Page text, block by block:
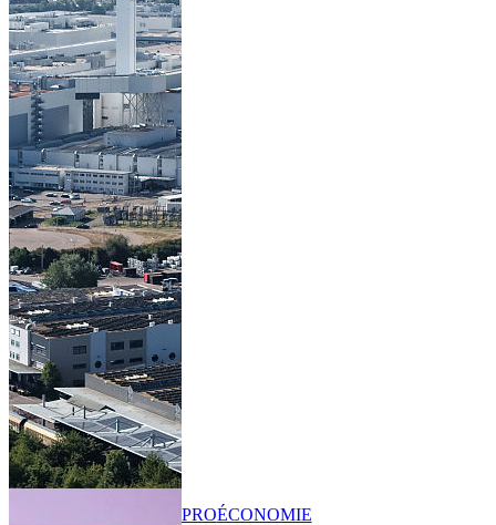
PROÉCONOMIE